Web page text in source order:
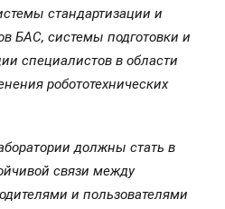
стандартизации и
БАС, системы подготовки и
специалистов в области
робототехнических
должны стать в
связи между
и пользователями